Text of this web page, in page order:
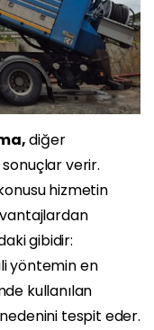
diğer
verir.
hizmetin
gibidir:
yöntemin en
kullanılan
tespit eder.